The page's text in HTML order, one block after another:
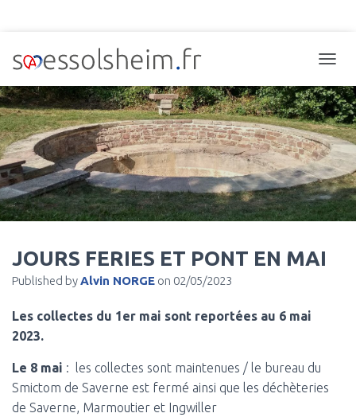
JOURS FERIES ET PONT EN MAI
Published byAlvin NORGE on 02/05/2023
Les collectes du 1er mai sont reportées au 6 mai
2023.
Le 8 mai : les collectes sont maintenues / le bureau du
Smictom de Saverne est fermé ainsi que les déchèteries
de Saverne, Marmoutier et Ingwiller